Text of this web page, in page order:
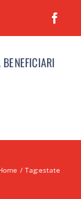
Tag:estate